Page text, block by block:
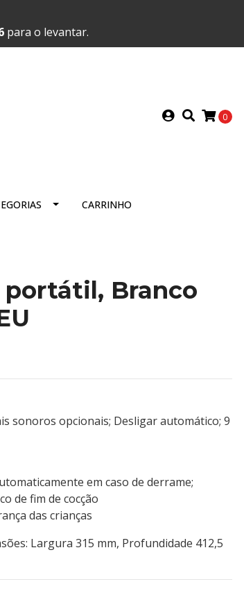
para o levantar.
0
CARRINHO
portátil, Branco
sonoros opcionais; Desligar automático; 9
em caso de derrame;
de fim de cocção
das crianças
Largura 315 mm, Profundidade 412,5